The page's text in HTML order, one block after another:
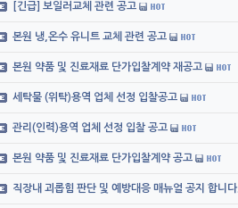
[긴급] 보일러교체 관련 공고
본원 냉,온수 유니트 교체 관련 공고
본원 약품 및 진료재료 단가입찰계약 재공고
세탁물 (위탁)용역 업체 선정 입찰공고
관리(인력)용역 업체 선정 입찰 공고
본원 약품 및 진료재료 단가입찰계약 공고
직장내 괴롭힘 판단 및 예방대응 매뉴얼 공지 합니다.